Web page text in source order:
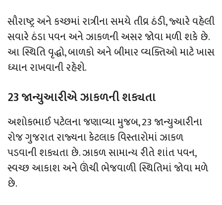
સૌરાષ્ટ્ર અને કચ્છમાં રાત્રીના સમયે તીવ્ર ઠંડી, જ્યારે વહેલી
સવારે ઠંડા પવન અને ઝાકળની અસર જોવા મળી શકે છે.
આ સ્થિતિ વૃદ્ધો, બાળકો અને બીમાર વ્યક્તિઓ માટે ખાસ
ધ્યાન રાખવાની રહેશે.
23 જાન્યુઆરીએ ઝાકળની શક્યતા
અશોકભાઈ પટેલના જણાવ્યા મુજબ, 23 જાન્યુઆરીના
રોજ ગુજરાત રાજ્યના કેટલાક વિસ્તારોમાં ઝાકળ
પડવાની શક્યતા છે. ઝાકળ સામાન્ય રીતે શાંત પવન,
સ્વચ્છ આકાશ અને ઊંચી ભેજવાળી સ્થિતિમાં જોવા મળે
છે.